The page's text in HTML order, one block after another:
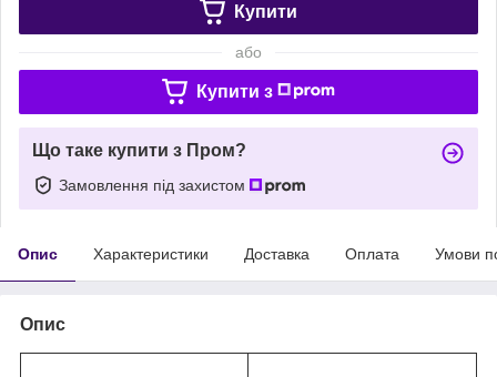
Купити
або
Купити з
Що таке купити з Пром?
Замовлення під захистом
Опис Характеристики Доставка Оплата Умови
Опис